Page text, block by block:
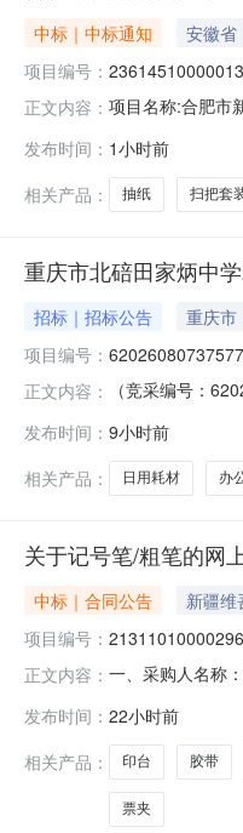
中标｜中标通知 安徽省
项目编号：
正文内容： 项目名称:合肥市
人
发布时间： 1小时前
相关产品：
抽纸 扫把套
重庆市北碚田家炳中
招标｜招标公告 重庆市
项目编号：
正文内容：
（竞采编号：
小计（元）商品
发布时间： 9小时前
相关产品：
日用耗材 办
关于记号笔/粗笔的网
中标｜合同公告 新疆维
项目编号：
正文内容： 一、采购人名称
CORD118办公
发布时间： 22小时前
相关产品：
印台 胶带
票夹